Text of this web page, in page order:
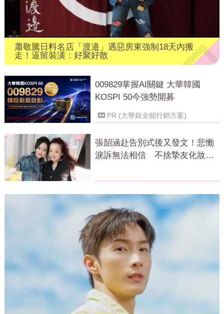
蕭敬騰日料名店「渡邉」遇惡房東強制18天內搬
走！逼留裝潢：好聚好散
009829掌握AI關鍵 大華韓國
KOSPI 50今強勢開募
PR (大華銀全能行銷方案)
張韶涵赴告別式後又發文！悲慟
淚訴無法相信 不捨摯友化妝師